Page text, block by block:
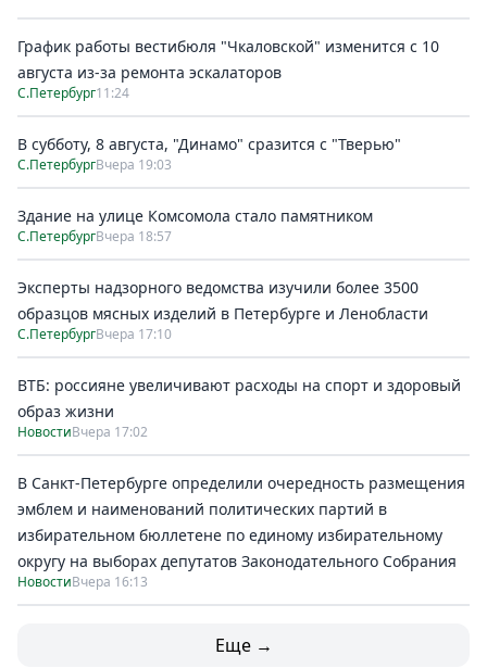
График работы вестибюля "Чкаловской" изменится с 10
августа из-за ремонта эскалаторов
С.Петербург11:24
В субботу, 8 августа, "Динамо" сразится с "Тверью"
С.ПетербургВчера 19:03
Здание на улице Комсомола стало памятником
С.ПетербургВчера 18:57
Эксперты надзорного ведомства изучили более 3500
образцов мясных изделий в Петербурге и Ленобласти
С.ПетербургВчера 17:10
ВТБ: россияне увеличивают расходы на спорт и здоровый
образ жизни
НовостиВчера 17:02
В Санкт-Петербурге определили очередность размещения
эмблем и наименований политических партий в
избирательном бюллетене по единому избирательному
округу на выборах депутатов Законодательного Собрания
НовостиВчера 16:13
Еще →